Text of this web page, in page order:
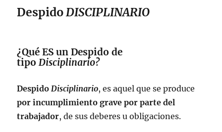
DespidoDISCIPLINARIO
¿Qué ES un Despido de
tipoDisciplinario?
Despido Disciplinario, es aquel que se produce
por incumplimiento grave por parte del
trabajador, de sus deberes u obligaciones.